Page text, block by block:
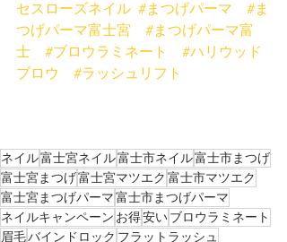
セスローズネイル #まつげパーマ
#ま
つげパーマ富士宮
#まつげパーマ富
士
#ブロウラミネート
#ハリウッド
ブロウ
#ラッシュリフト
ネイル富士宮ネイル富士市ネイル富士市まつげ
富士宮まつげ富士宮マツエク 富士市マツエク
富士宮まつげパーマ富士市まつげパーマ
ネイルキャンペーン お得安いブロウラミネート
眉毛バインドロック フラットラッシュ